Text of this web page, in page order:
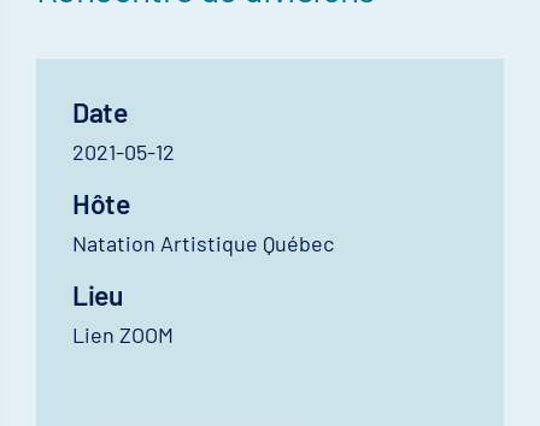
Date
2021-05-12
Hôte
Natation Artistique Québec
Lieu
Lien ZOOM